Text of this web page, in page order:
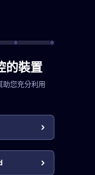
的裝置
助您充分利用